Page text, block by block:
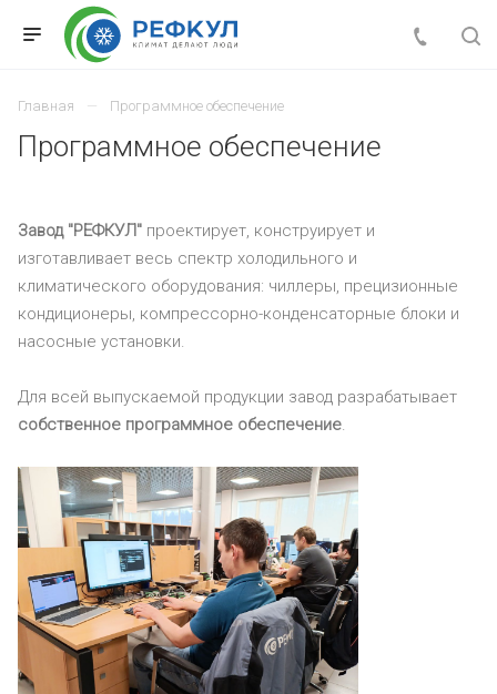
Главная Программное обеспечение
Программное обеспечение
Завод "РЕФКУЛ" проектирует, конструирует и
изготавливает весь спектр холодильного и
климатического оборудования: чиллеры, прецизионные
кондиционеры, компрессорно-конденсаторные блоки и
насосные установки.
Для всей выпускаемой продукции завод разрабатывает
собственное программное обеспечение.